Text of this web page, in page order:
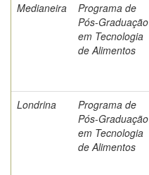
Medianeira
Programa de
Pós-Graduação
em Tecnologia
de Alimentos
Londrina
Programa de
Pós-Graduação
em Tecnologia
de Alimentos